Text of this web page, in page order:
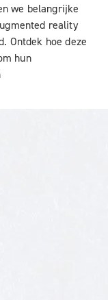
we belangrijke
reality
Ontdek hoe deze
hun